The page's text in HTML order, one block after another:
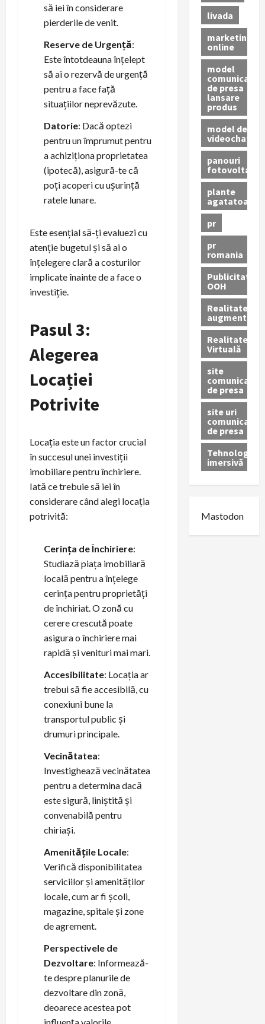
să iei în considerare
pierderile de venit.
Reserve de Urgență:
Este întotdeauna înțelept
să ai o rezervă de urgență
pentru a face față
situațiilor neprevăzute.
Datorie: Dacă optezi
pentru un împrumut pentru
a achiziționa proprietatea
(ipotecă), asigură-te că
poți acoperi cu ușurință
ratele lunare.
Este esențial să-ți evaluezi cu
atenție bugetul și să ai o
înțelegere clară a costurilor
implicate înainte de a face o
investiție.
Pasul 3:
Alegerea
Locației
Potrivite
Locația este un factor crucial
în succesul unei investiții
imobiliare pentru închiriere.
Iată ce trebuie să iei în
considerare când alegi locația
potrivită:
Cerința de Închiriere:
Studiază piața imobiliară
locală pentru a înțelege
cerința pentru proprietăți
de închiriat. O zonă cu
cerere crescută poate
asigura o închiriere mai
rapidă și venituri mai mari.
Accesibilitate: Locația ar
trebui să fie accesibilă, cu
conexiuni bune la
transportul public și
drumuri principale.
Vecinătatea:
Investighează vecinătatea
pentru a determina dacă
este sigură, liniștită și
convenabilă pentru
chiriași.
Amenitățile Locale:
Verifică disponibilitatea
serviciilor și amenităților
locale, cum ar fi școli,
magazine, spitale și zone
de agrement.
Perspectivele de
Dezvoltare: Informează-
te despre planurile de
dezvoltare din zonă,
deoarece acestea pot
livada
marketing
online
model
comunicat
de presa
lansare
produs
model de
videochat
panouri
fotovoltaice
plante
agatatoare
pr
pr
romania
Publicitate
OOH
Realitatea
augmentată
Realitatea
Virtuală
site
comunicate
de presa
site uri
comunicate
de presa
Tehnologie
imersivă
Mastodon